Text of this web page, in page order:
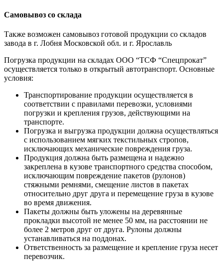
Самовывоз со склада
Также возможен самовывоз готовой продукции со складов
завода в г. Лобня Московской обл. и г. Ярославль
Погрузка продукции на складах ООО “ТСФ “Спецпрокат”
осуществляется только в открытый автотранспорт. Основные
условия:
Транспортирование продукции осуществляется в
соответствии с правилами перевозки, условиями
погрузки и крепления грузов, действующими на
транспорте.
Погрузка и выгрузка продукции должна осуществляться
с использованием мягких текстильных стропов,
исключающих механические повреждения груза.
Продукция должна быть размещена и надежно
закреплена в кузове транспортного средства способом,
исключающим повреждение пакетов (рулонов)
стяжными ремнями, смещение листов в пакетах
относительно друг друга и перемещение груза в кузове
во время движения.
Пакеты должны быть уложены на деревянные
прокладки высотой не менее 50 мм, на расстоянии не
более 2 метров друг от друга. Рулоны должны
устанавливаться на поддонах.
Ответственность за размещение и крепление груза несет
перевозчик.